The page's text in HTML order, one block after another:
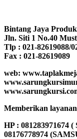
Bintang Jaya
Jln. Siti 1 No.40
Tlp : 021-82619088/
Fax : 021-82619089
web:
Memberikan
HP : 081283971674
08176778974